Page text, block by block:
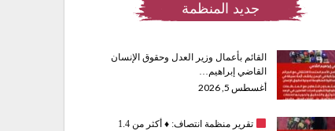
جديد المنظمة
القائم بأعمال وزير العدل وحقوق الإنسان
القاضي إبراهيم…
أغسطس 5, 2026
تقرير منظمة انتصاف: ♦️
أكثر من 1.4